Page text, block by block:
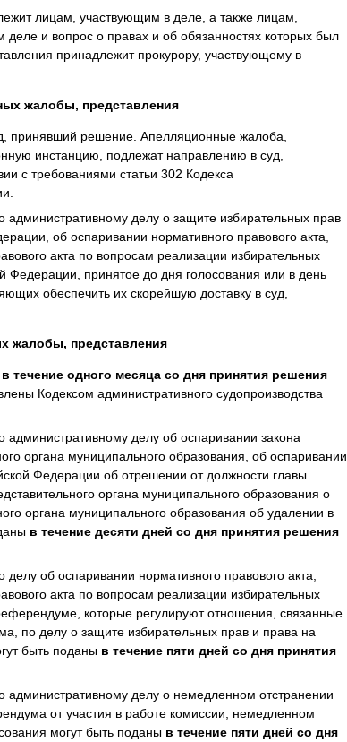
лицам, участвующим в деле, а также лицам,
и вопрос о правах и об обязанностях которых был
принадлежит прокурору, участвующему в
жалобы, представления
принявший решение. Апелляционные жалоба,
инстанцию, подлежат направлению в суд,
с требованиями статьи 302 Кодекса
делу о защите избирательных прав
об оспаривании нормативного правового акта,
акта по вопросам реализации избирательных
Федерации, принятое до дня голосования или в день
обеспечить их скорейшую доставку в суд,
жалобы, представления
в течение одного месяца со дня принятия решения
Кодексом административного судопроизводства
делу об оспаривании закона
органа муниципального образования, об оспаривании
Федерации об отрешении от должности главы
органа муниципального образования о
органа муниципального образования об удалении в
в течение десяти дней со дня принятия решения
об оспаривании нормативного правового акта,
акта по вопросам реализации избирательных
которые регулируют отношения, связанные
по делу о защите избирательных прав и права на
быть поданы в течение пяти дней со дня принятия
делу о немедленном отстранении
от участия в работе комиссии, немедленном
могут быть поданы в течение пяти дней со дня